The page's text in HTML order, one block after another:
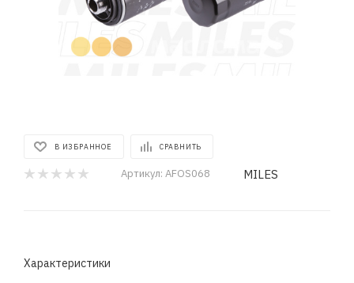
В ИЗБРАННОЕ СРАВНИТЬ
Артикул: AFOS068 MILES
Характеристики